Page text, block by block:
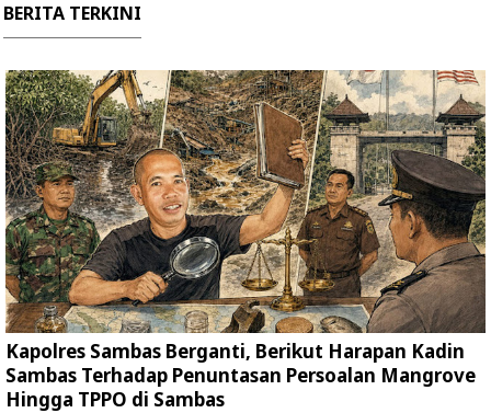
BERITA TERKINI
Kapolres Sambas Berganti, Berikut Harapan Kadin
Sambas Terhadap Penuntasan Persoalan Mangrove
Hingga TPPO di Sambas